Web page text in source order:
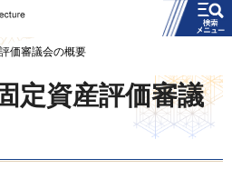
メニュー
価審議会の概要
定資産評価審議